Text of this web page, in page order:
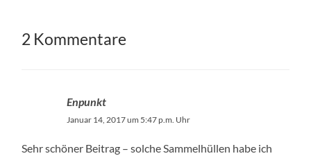
2 Kommentare
Enpunkt
Januar 14, 2017 um 5:47 p.m. Uhr
Sehr schöner Beitrag – solche Sammelhüllen habe ich